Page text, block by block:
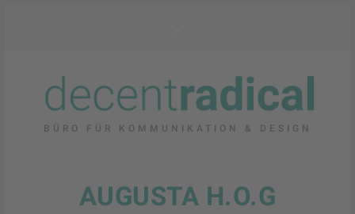
BÜRO FÜR KOMMUNIKATION & DESIGN
AUGUSTA H.O.G